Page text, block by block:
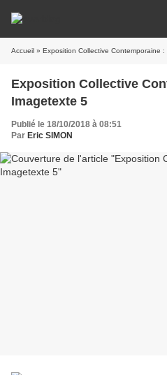
Accueil » Exposition Collective Contemporaine :
Exposition Collective
Imagetexte 5
Publié le 18/10/2018 à 08:51
Par Eric SIMON